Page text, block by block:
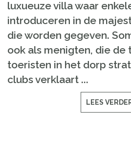
luxueuze villa waar
introduceren in de
die worden gegeven.
ook als menigten, die de
toeristen in het dorp
clubs verklaart ...
LEES